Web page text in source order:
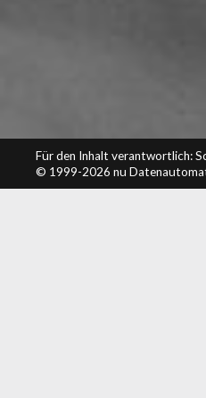
Für den Inhalt verantwortlich:
© 1999-2026 nu